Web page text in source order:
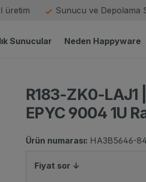
üretim Sunucu ve Depolama
Sunucular Neden Happyware
R183-ZK0-LAJ1
EPYC 9004 1U
Ürün numarası: HA3B5646-
Fiyat sor ↓